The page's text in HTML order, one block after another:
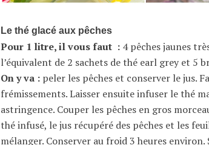
Le thé glacé aux pêches
Pour 1 litre, il vous faut : 4 pêches jaunes
l’équivalent de 2 sachets de thé earl grey et 5
On y va : peler les pêches et conserver le jus.
frémissements. Laisser ensuite infuser le thé
astringence. Couper les pêches en gros
thé infusé, le jus récupéré des pêches et les
mélanger. Conserver au froid 3 heures environ.